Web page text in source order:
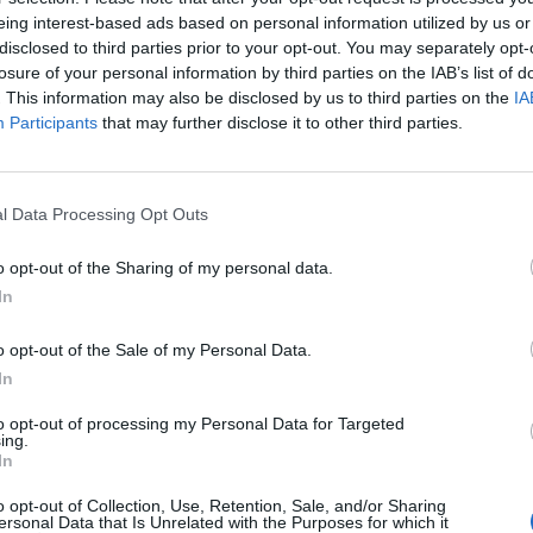
interest-based ads based on personal information utilized by us
to third parties prior to your opt-out. You may separately
of your personal information by third parties on the IAB’s list of
This information may also be disclosed by us to third parties on the
Participants that may further disclose it to other third parties.
Data Processing Opt Outs
opt-out of the Sharing of my personal data.
opt-out of the Sale of my Personal Data.
opt-out of processing my Personal Data for Targeted
opt-out of Collection, Use, Retention, Sale, and/or Sharing
Data that Is Unrelated with the Purposes for which it
humanitära och
om invandring jämte
med 114 kr i
här.
i skymundan. Ökad
de svårförklarliga
kan rimligen inte
acceptera vetskapen
minskad brottslighet!
ansträngt rättsväsen,
för mer personal
SENASTE NYHETERNA
Döda pensionärer är ett
nästa aktieutdelning
2026-08-06
2026-08-06
Tomma löften från
Nyhetsplock onsdag 5
”Låt oss få träffa våra